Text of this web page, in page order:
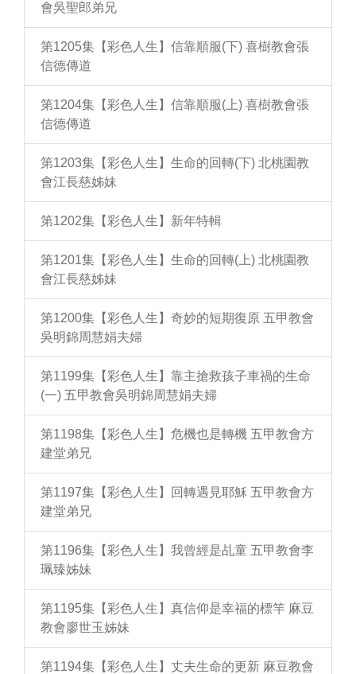
會吳聖郎弟兄
第1205集【彩色人生】信靠順服(下) 喜樹教會張
信德傳道
第1204集【彩色人生】信靠順服(上) 喜樹教會張
信德傳道
第1203集【彩色人生】生命的回轉(下) 北桃園教
會江長慈姊妹
第1202集【彩色人生】新年特輯
第1201集【彩色人生】生命的回轉(上) 北桃園教
會江長慈姊妹
第1200集【彩色人生】奇妙的短期復原 五甲教會
吳明錦周慧娟夫婦
第1199集【彩色人生】靠主搶救孩子車禍的生命
(一) 五甲教會吳明錦周慧娟夫婦
第1198集【彩色人生】危機也是轉機 五甲教會方
建堂弟兄
第1197集【彩色人生】回轉遇見耶穌 五甲教會方
建堂弟兄
第1196集【彩色人生】我曾經是乩童 五甲教會李
珮臻姊妹
第1195集【彩色人生】真信仰是幸福的標竿 麻豆
教會廖世玉姊妹
第1194集【彩色人生】丈夫生命的更新 麻豆教會